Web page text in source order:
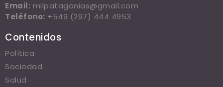
Email: milpatagonias@gmail.com
Teléfono: +549 (297) 444 4953
Contenidos
Política
Sociedad
Salud